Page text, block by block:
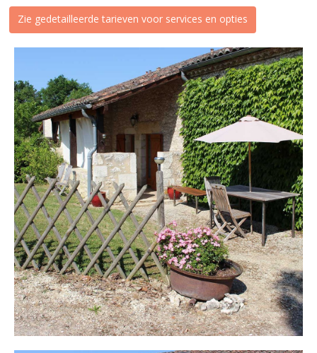
Zie gedetailleerde tarieven voor services en opties